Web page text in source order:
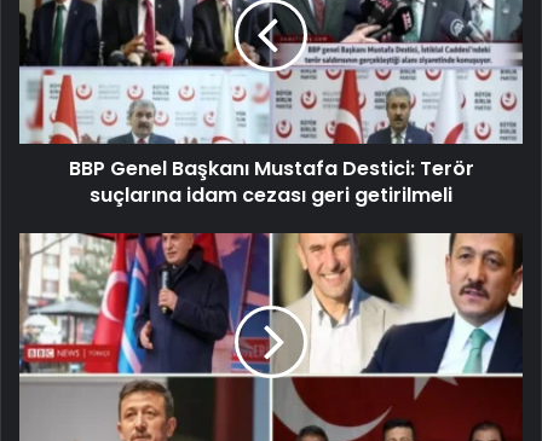
BBP Genel Başkanı Mustafa Destici: Terör
suçlarına idam cezası geri getirilmeli